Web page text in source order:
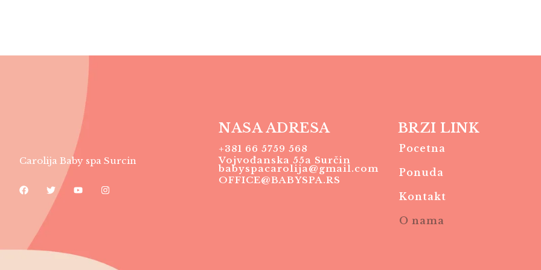
Carolija Baby spa Surcin
NASA ADRESA
+381 66 5759 568
Vojvođanska 55a Surčin
babyspacarolija@gmail.com
OFFICE@BABYSPA.RS
BRZI LINK
Pocetna
Ponuda
Kontakt
O nama